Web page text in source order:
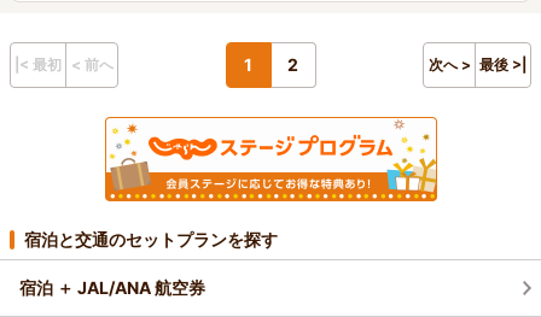
|< 最初 < 前へ 1 2 次へ > 最後 >|
宿泊と交通のセットプランを探す
宿泊 ＋ JAL/ANA 航空券